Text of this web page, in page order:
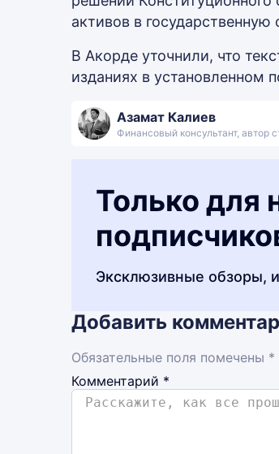
активов в государственную
В Акорде уточнили, что
изданиях в установленном
Азамат Калиев
Финансовый консультант, автор
Только для
Эксклюзивные обзоры,
Добавить
Обязательные поля помечены *
Комментарий *